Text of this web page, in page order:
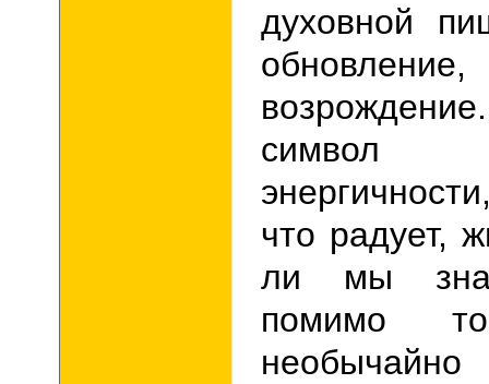
духовной
символ
что радует,
ли мы
помимо